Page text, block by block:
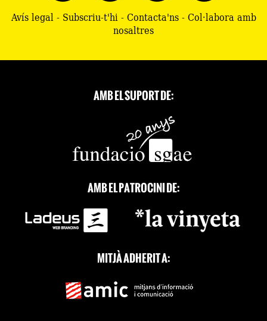
Avís legal- Subscriu-t'hi-Contacta'ns-Col·labora amb
nosaltres
AMB EL SUPORT DE:
AMB EL PATROCINI DE:
MITJÀ ADHERIT A: